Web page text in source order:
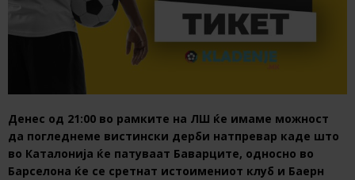
Денес од 21:00 во рамките на ЛШ ќе имаме можност
да погледнеме вистински дерби натпревар каде што
во Каталонија ќе патуваат Баварците, односно во
Барселона ќе се сретнат истоимениот клуб и Баерн